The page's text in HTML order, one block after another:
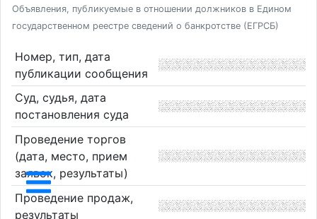
Объявления, публикуемые в отношении должников в Едином
государственном реестре сведений о банкротстве (ЕГРСБ)
Номер, тип, дата
публикации сообщения
Суд, судья, дата
постановления суда
Проведение торгов
(дата, место, прием
заявок, результаты)
Проведение продаж,
результаты